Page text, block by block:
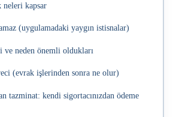
kapsar
(uygulamadaki yaygın istisnalar)
neden önemli oldukları
(evrak işlerinden sonra ne olur)
tazminat: kendi sigortacınızdan ödeme